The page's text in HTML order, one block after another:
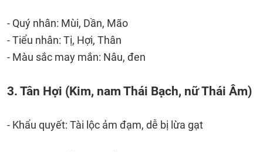
- Quý nhân: Mùi, Dần, Mão
- Tiểu nhân: Tị, Hợi, Thân
- Màu sắc may mắn: Nâu, đen
3. Tân Hợi (Kim, nam Thái Bạch, nữ Thái Âm)
- Khẩu quyết: Tài lộc ảm đạm, dễ bị lừa gạt